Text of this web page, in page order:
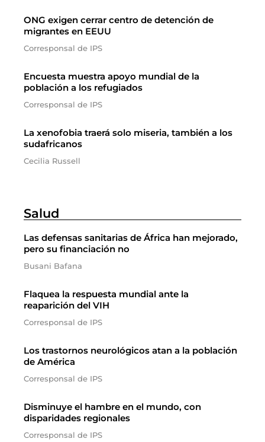
ONG exigen cerrar centro de detención de
migrantes en EEUU
Corresponsal de IPS
Encuesta muestra apoyo mundial de la
población a los refugiados
Corresponsal de IPS
La xenofobia traerá solo miseria, también a los
sudafricanos
Cecilia Russell
Salud
Las defensas sanitarias de África han mejorado,
pero su financiación no
Busani Bafana
Flaquea la respuesta mundial ante la
reaparición del VIH
Corresponsal de IPS
Los trastornos neurológicos atan a la población
de América
Corresponsal de IPS
Disminuye el hambre en el mundo, con
disparidades regionales
Corresponsal de IPS